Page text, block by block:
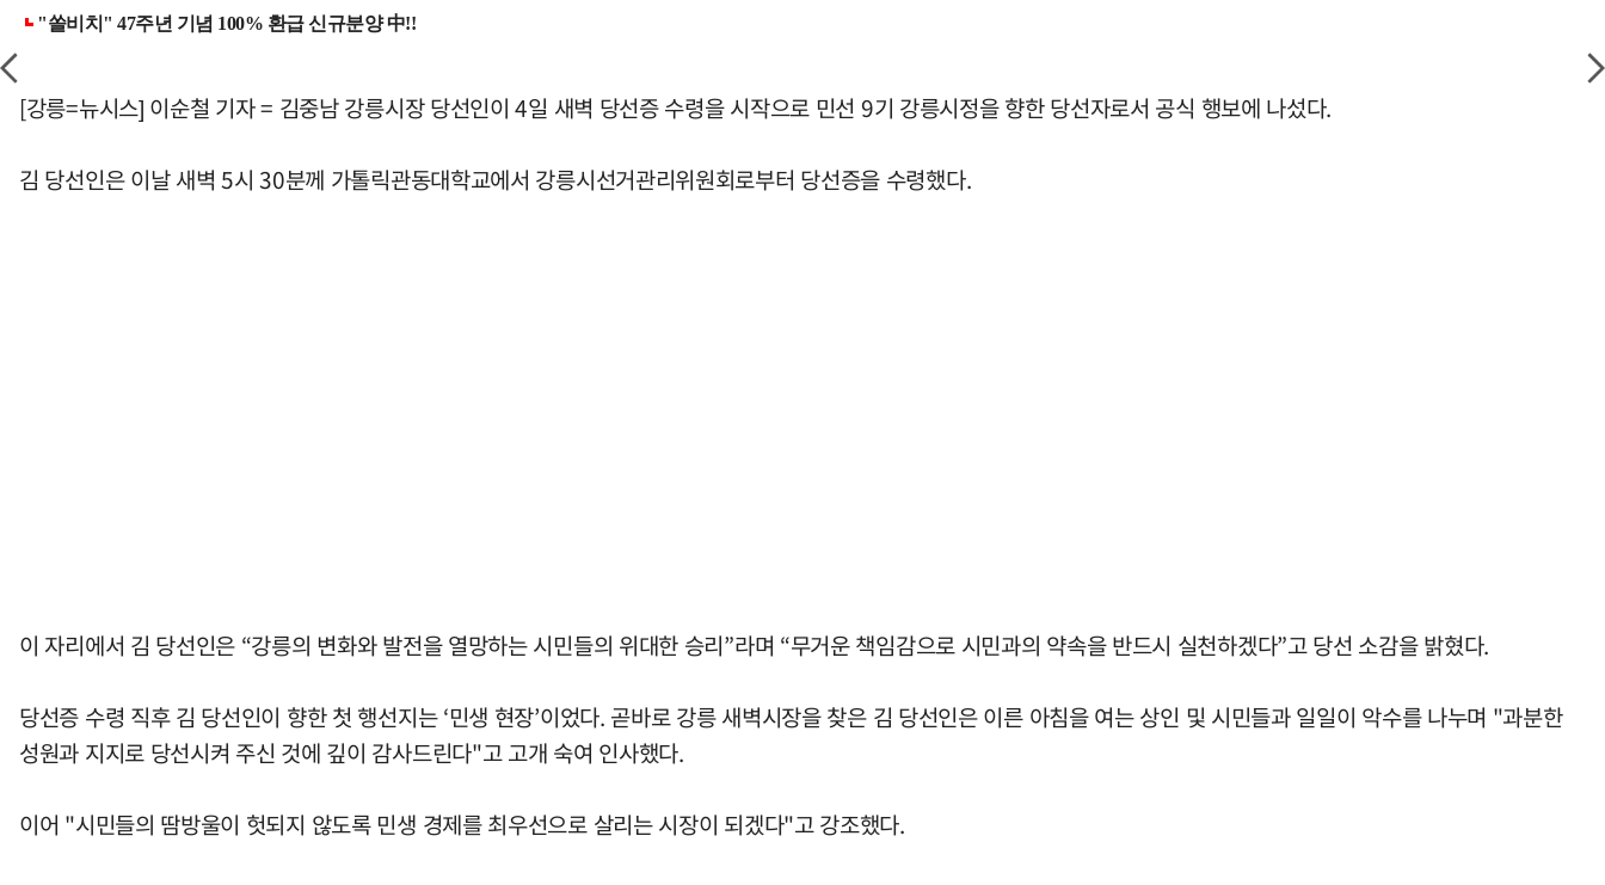
[강릉=뉴시스] 이순철 기자 = 김중남 강릉시장 당선인이 4일 새벽 당선증 수령을 시작으로 민선 9기 강릉시정을 향한 당선자로서 공식 행보에 나섰다.
김 당선인은 이날 새벽 5시 30분께 가톨릭관동대학교에서 강릉시선거관리위원회로부터 당선증을 수령했다.
이 자리에서 김 당선인은 “강릉의 변화와 발전을 열망하는 시민들의 위대한 승리”라며 “무거운 책임감으로 시민과의 약속을 반드시 실천하겠다”고 당선 소감을 밝혔다.
당선증 수령 직후 김 당선인이 향한 첫 행선지는 ‘민생 현장’이었다. 곧바로 강릉 새벽시장을 찾은 김 당선인은 이른 아침을 여는 상인 및 시민들과 일일이 악수를 나누며 "과분한
성원과 지지로 당선시켜 주신 것에 깊이 감사드린다"고 고개 숙여 인사했다.
이어 "시민들의 땀방울이 헛되지 않도록 민생 경제를 최우선으로 살리는 시장이 되겠다"고 강조했다.